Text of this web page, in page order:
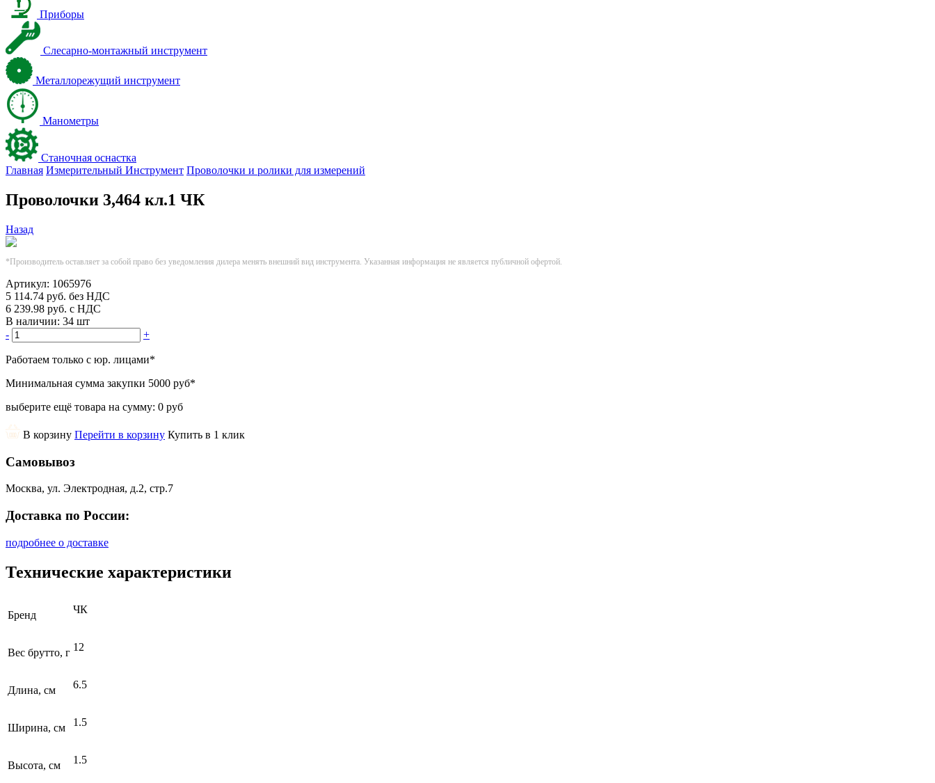
Приборы
Слесарно-монтажный инструмент
Металлорежущий инструмент
Манометры
Станочная оснастка
Главная Измерительный Инструмент Проволочки и ролики для измерений
Проволочки 3,464 кл.1 ЧК
Назад
*Производитель оставляет за собой право без уведомления дилера менять внешний вид инструмента. Указанная информация не является публичной офертой.
Артикул: 1065976
5 114.74 руб. без НДС
6 239.98 руб. с НДС
В наличии: 34 шт
-
+
Работаем только с юр. лицами*
Минимальная сумма закупки 5000 руб*
выберите ещё товара на сумму: 0 руб
В корзину Перейти в корзину Купить в 1 клик
Самовывоз
Москва, ул. Электродная, д.2, стр.7
Доставка по России:
подробнее о доставке
Технические характеристики
Бренд ЧК
Вес брутто, г 12
Длина, см 6.5
Ширина, см 1.5
Высота, см 1.5